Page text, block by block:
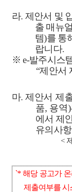
라. 제안서 및
출 매뉴얼
템)를 통
랍니다.
※e-발주시스
“제안서
마. 제안서 제
품, 용역)
에서 제
유의사
<
`* 해당 공고가
제출여부를 시